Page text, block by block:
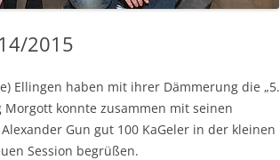
2015
Ellingen haben mit ihrer Dämmerung die „5.
Morgott konnte zusammen mit seinen
Gun gut 100 KaGeler in der kleinen
Session begrüßen.